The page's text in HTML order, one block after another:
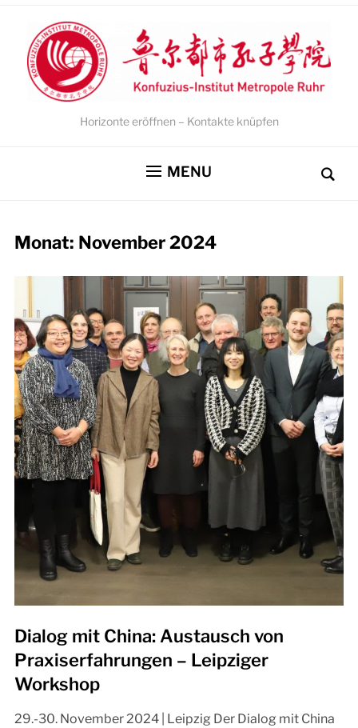
Horizonte eröffnen – Kontakte knüpfen
MENU
Monat: November 2024
Dialog mit China: Austausch von
Praxiserfahrungen – Leipziger
Workshop
29.-30. November 2024 | Leipzig Der Dialog mit China